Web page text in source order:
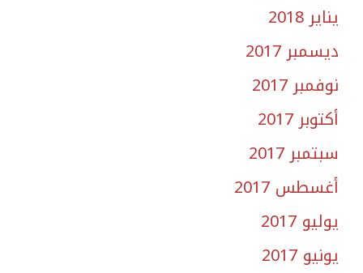
يناير 2018
ديسمبر 2017
نوفمبر 2017
أكتوبر 2017
سبتمبر 2017
أغسطس 2017
يوليو 2017
يونيو 2017